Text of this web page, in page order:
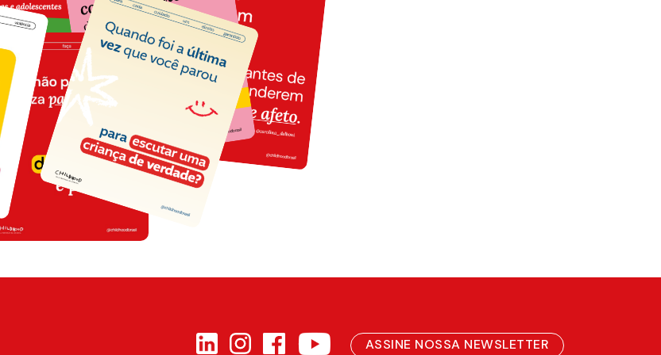
ASSINE NOSSA NEWSLETTER